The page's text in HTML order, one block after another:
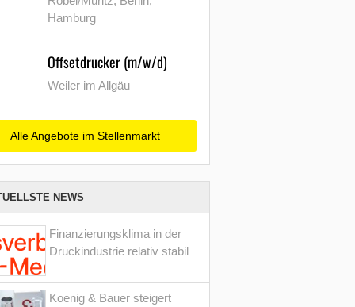
Hamburg
Offsetdrucker (m/w/d)
Weiler im Allgäu
Alle Angebote im Stellenmarkt
NEWS
Finanzierungsklima in der
Druckindustrie relativ stabil
Koenig & Bauer steigert